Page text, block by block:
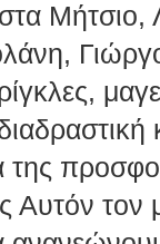
Μήτσιο,
της
Αυτόν